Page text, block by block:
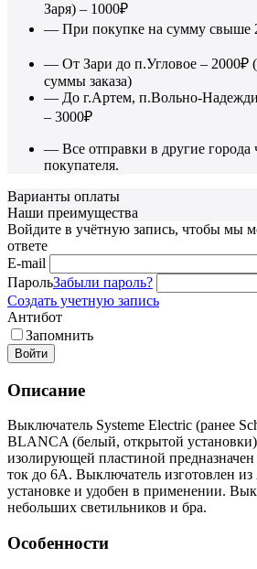
Заря) – 1000₽
— При покупке на сумму свыше
— От Зари до п.Угловое – 2000₽
суммы заказа)
— До г.Артем, п.Вольно-
– 3000₽
— Все отправки в другие города
покупателя.
Варианты оплаты
Наши преимущества
Войдите в учётную запись, чтобы мы
ответе
E-mail
ПарольЗабыли пароль?
Создать учетную запись
Антибот
Запомнить
Войти
Описание
Выключатель Systeme Electric (ранее
BLANCA (белый, открытой
изолирующей пластиной предназначен
ток до 6А. Выключатель изготовлен из
установке и удобен в применении.
небольших светильников и бра.
Особенности